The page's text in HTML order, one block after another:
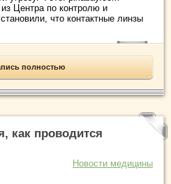
Центра по контролю и
что контактные линзы
полностью
как проводится
Новости медицины